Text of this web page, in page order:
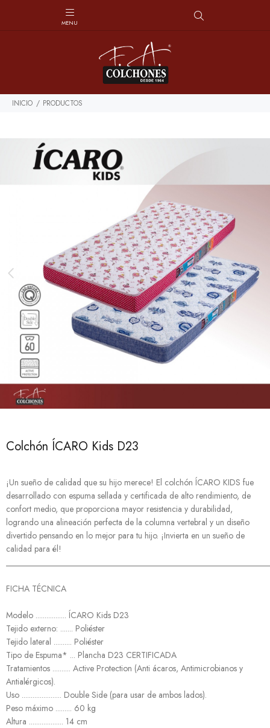
INICIO PRODUCTOS
Colchón ÍCARO Kids D23
¡Un sueño de calidad que su hijo merece! El colchón ÍCARO KIDS fue
desarrollado con espuma sellada y certificada de alto rendimiento, de
confort medio, que proporciona mayor resistencia y durabilidad,
logrando una alineación perfecta de la columna vertebral y un diseño
divertido pensando en lo mejor para tu hijo. ¡Invierta en un sueño de
calidad para él!
FICHA TÉCNICA
Modelo ................. ÍCARO Kids D23
Tejido externo: ....... Poliéster
Tejido lateral .......... Poliéster
Tipo de Espuma* ... Plancha D23 CERTIFICADA
Tratamientos .......... Active Protection (Anti ácaros, Antimicrobianos y
Antialérgicos).
Uso ...................... Double Side (para usar de ambos lados).
Peso máximo ......... 60 kg
Altura ................... 14 cm